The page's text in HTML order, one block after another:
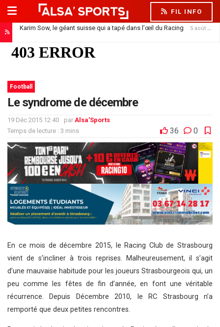
FIL INFO
Karim Sow, le géant suisse qui a tapé dans l’œil du Racing 5 août 2026
Football
Le syndrome de décembre
19 Déc 2015 12:40 par Alsa'Sports
Temps de lecture : 3 mins
36 0
En ce mois de décembre 2015, le Racing Club de Strasbourg
vient de s’incliner à trois reprises. Malheureusement, il s’agit
d’une mauvaise habitude pour les joueurs Strasbourgeois qui, un
peu comme les fêtes de fin d’année, en font une véritable
récurrence. Depuis Décembre 2010, le RC Strasbourg n’a
remporté que deux petites rencontres.